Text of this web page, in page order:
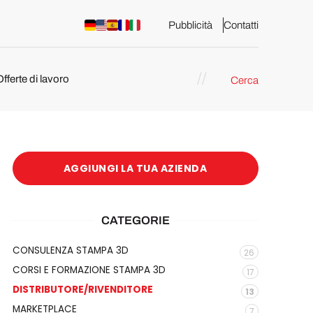
Pubblicità Contatti
di lavoro Cerca
AGGIUNGI LA TUA AZIENDA
CATEGORIE
CONSULENZA STAMPA 3D 26
CORSI E FORMAZIONE STAMPA 3D 17
DISTRIBUTORE/RIVENDITORE 13
MARKETPLACE